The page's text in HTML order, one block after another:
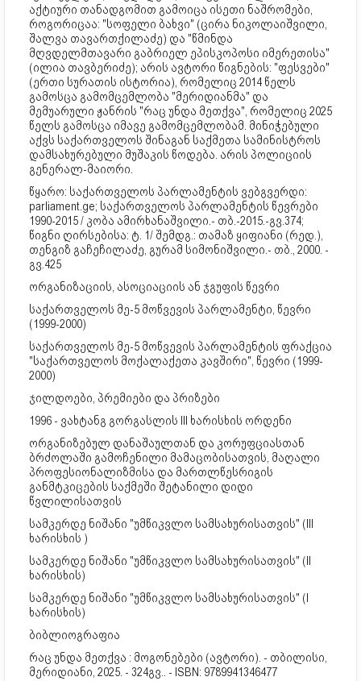
აქტიური თანადგომით გამოიცა ისეთი ნაშრომები,
როგორიცაა: "სოფელი ბახვი" (ცირა ნიკოლაიშვილი,
შალვა თავართქილაძე) და "წმინდა
მღვდელმთავარი გაბრიელ ეპისკოპოსი იმერეთისა"
(ილია თავბერიძე); არის ავტორი წიგნების: "ფესვები"
(ერთი სურათის ისტორია), რომელიც 2014 წელს
გამოსცა გამომცემლობა "მერიდიანმა" და
მემუარული ჟანრის "რაც უნდა მეთქვა", რომელიც 2025
წელს გამოსცა იმავე გამომცემლობამ. მინიჭებული
აქვს საქართველოს შინაგან საქმეთა სამინისტროს
დამსახურებული მუშაკის წოდება. არის პოლიციის
გენერალ-მაიორი.
წყარო: საქართველოს პარლამენტის ვებგვერდი:
parliament.ge; საქართველოს პარლამენტის წევრები
1990-2015 / კობა ამირხანაშვილი.- თბ.-2015.-გვ.374;
წიგნი ღირსებისა: ტ. 1/ შემდგ.: თამაზ ყიფიანი (რედ.),
თენგიზ გაჩეჩილაძე, გურამ სიმონიშვილი.- თბ., 2000. -
გვ.425
ორგანიზაციის, ასოციაციის ან ჯგუფის წევრი
საქართველოს მე-5 მოწვევის პარლამენტი, წევრი
(1999-2000)
საქართველოს მე-5 მოწვევის პარლამენტის ფრაქცია
"საქართველოს მოქალაქეთა კავშირი", წევრი (1999-
2000)
ჯილდოები, პრემიები და პრიზები
1996 - ვახტანგ გორგასლის III ხარისხის ორდენი
ორგანიზებულ დანაშაულთან და კორუფციასთან
ბრძოლაში გამოჩენილი მამაცობისათვის, მაღალი
პროფესიონალიზმისა და მართლწესრიგის
განმტკიცების საქმეში შეტანილი დიდი
წვლილისათვის
სამკერდე ნიშანი "უმწიკვლო სამსახურისათვის" (III
ხარისხის )
სამკერდე ნიშანი "უმწიკვლო სამსახურისათვის" (II
ხარისხის)
სამკერდე ნიშანი "უმწიკვლო სამსახურისათვის" (I
ხარისხის)
ბიბლიოგრაფია
რაც უნდა მეთქვა : მოგონებები (ავტორი). - თბილისი,
მერიდიანი, 2025. - 324გვ.. - ISBN: 9789941346477